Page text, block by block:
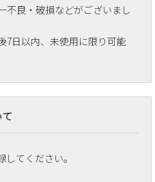
不良・破損などがございまし
7日以内、未使用に限り可能
てください。